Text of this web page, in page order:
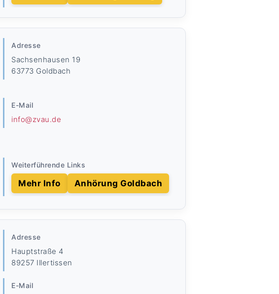
Adresse
Sachsenhausen 19
63773 Goldbach
E-Mail
info@zvau.de
Weiterführende Links
Mehr Info Anhörung Goldbach
Adresse
Hauptstraße 4
89257 Illertissen
E-Mail